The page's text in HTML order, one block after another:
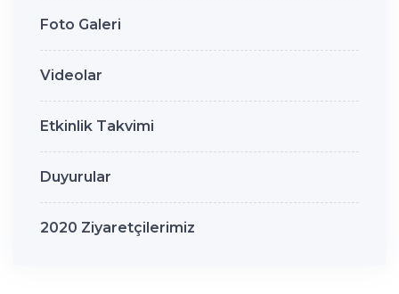
Foto Galeri
Videolar
Etkinlik Takvimi
Duyurular
2020 Ziyaretçilerimiz